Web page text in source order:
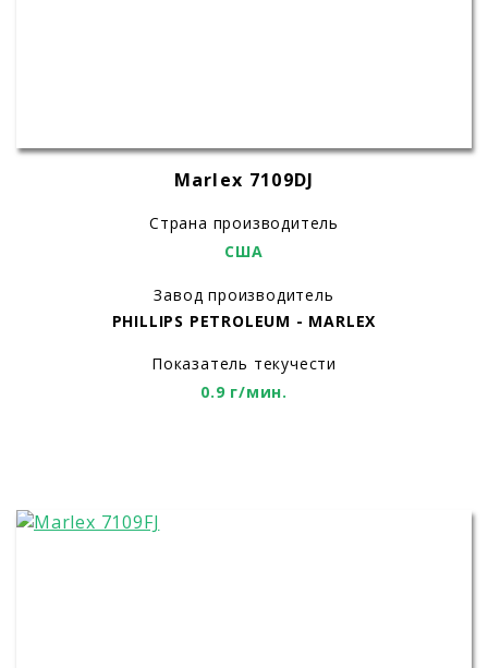
Marlex 7109DJ
Страна производитель
США
Завод производитель
PHILLIPS PETROLEUM - MARLEX
Показатель текучести
0.9 г/мин.